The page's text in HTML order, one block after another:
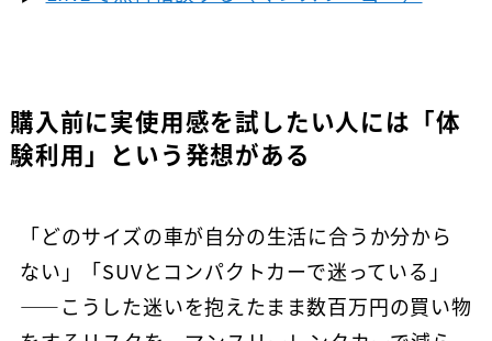
購入前に実使用感を試したい人には「体
験利用」という発想がある
「どのサイズの車が自分の生活に合うか分から
ない」「SUVとコンパクトカーで迷っている」
——こうした迷いを抱えたまま数百万円の買い物